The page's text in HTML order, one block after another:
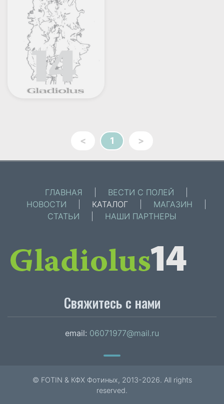
< 1 >
ГЛАВНАЯ ВЕСТИ С ПОЛЕЙ
НОВОСТИ
КАТАЛОГ МАГАЗИН
СТАТЬИ
НАШИ ПАРТНЕРЫ
Свяжитесь с нами
email: 06071977@mail.ru
© FOTIN & КФХ Фотиных, 2013-2026. All rights
reserved.